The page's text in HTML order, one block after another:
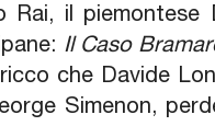
il piemontese
Il Caso
che Davide
Simenon,